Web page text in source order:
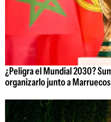
¿Peligra el Mundial 2030?
organizarlo junto a Marruecos